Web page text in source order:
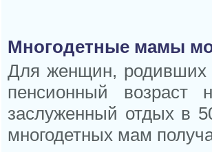
Многодетные мамы
Для женщин, родивших
пенсионный
заслуженный отдых в
многодетных мам